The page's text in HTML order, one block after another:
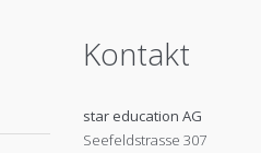
Kontakt
star education AG
Seefeldstrasse 307